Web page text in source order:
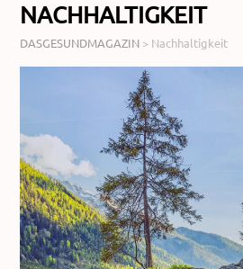
NACHHALTIGKEIT
DASGESUNDMAGAZIN > Nachhaltigkeit